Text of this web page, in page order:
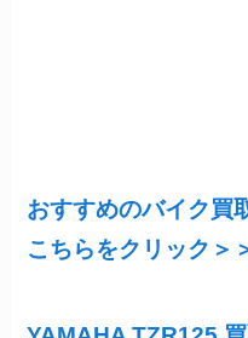
おすすめのバイク買
こちらをクリック＞